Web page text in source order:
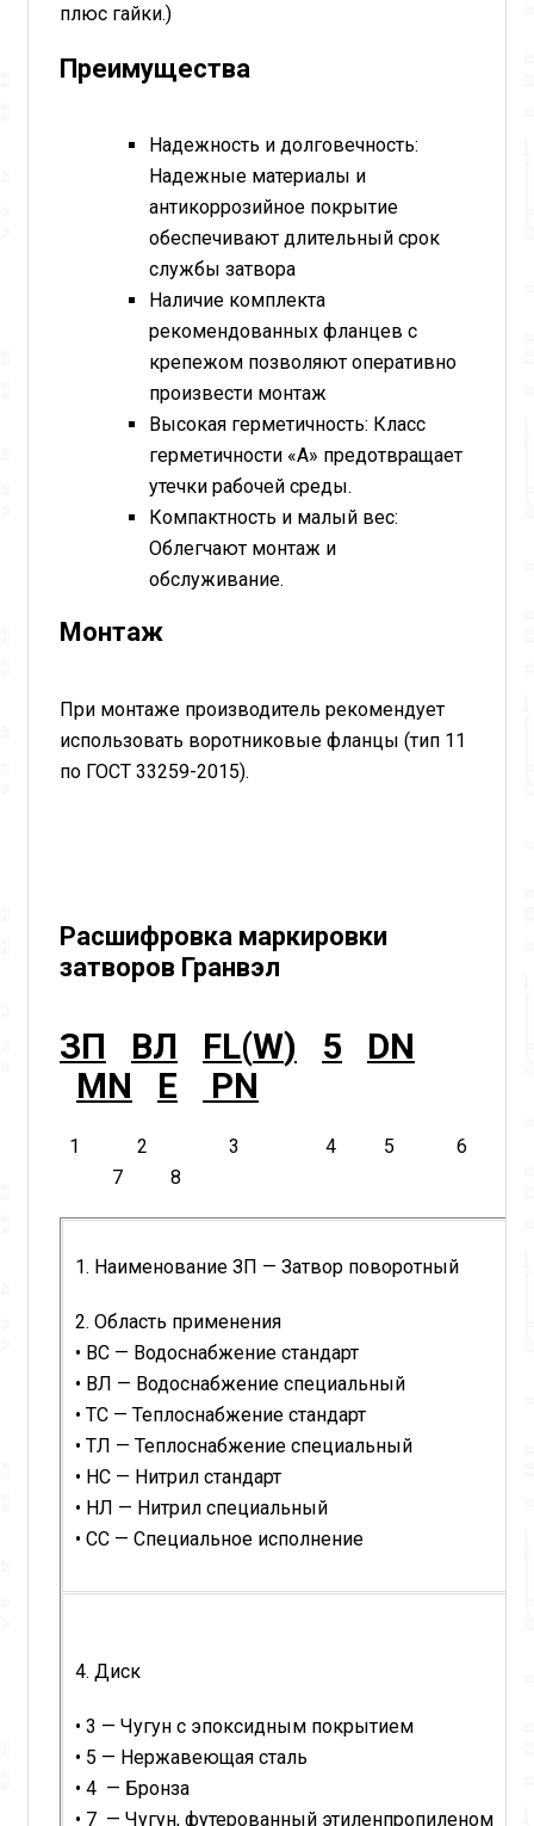
плюс гайки.)
Преимущества
Надежность и долговечность:
Надежные материалы и
антикоррозийное покрытие
обеспечивают длительный срок
службы затвора
Наличие комплекта
рекомендованных фланцев с
крепежом позволяют оперативно
произвести монтаж
Высокая герметичность: Класс
герметичности «А» предотвращает
утечки рабочей среды.
Компактность и малый вес:
Облегчают монтаж и
обслуживание.
Монтаж
При монтаже производитель рекомендует
использовать воротниковые фланцы (тип 11
по ГОСТ 33259-2015).
Расшифровка маркировки
затворов Гранвэл
ЗП ВЛ FL(W) 5
DN
MN
E PN
1 2 3 4
5 6
7
8
1. Наименование ЗП — Затвор поворотный
2. Область применения
• ВС — Водоснабжение стандарт
• ВЛ — Водоснабжение специальный
• ТС — Теплоснабжение стандарт
• ТЛ — Теплоснабжение специальный
• НС — Нитрил стандарт
• НЛ — Нитрил специальный
• CC — Специальное исполнение
4. Диск
• 3 — Чугун с эпоксидным покрытием
• 5 — Нержавеющая сталь
• 4 — Бронза
• 7 — Чугун, футерованный этиленпропиленом